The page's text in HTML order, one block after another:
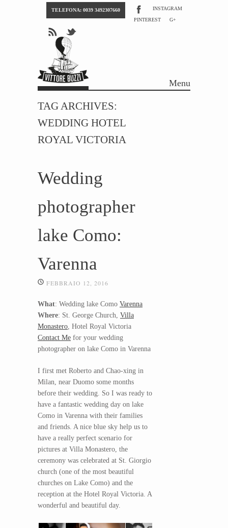
TELEFONA: 0039 3492307660
INSTAGRAM
PINTEREST
G+
Menu
TAG ARCHIVES:
WEDDING HOTEL
ROYAL VICTORIA
Wedding
photographer
lake Como:
Varenna
FEBBRAIO 12, 2016
What: Wedding lake Como Varenna
Where: St. George Church, Villa
Monastero, Hotel Royal Victoria
Contact Me for your wedding
photographer on lake Como in Varenna
I first met Roberto and Chao-xing in
Milan, near Duomo some months
before their wedding. So I was ready to
have a fantastic wedding day on lake
Como in Varenna with their families
and friends. A nice blue sky help us to
have a really perfect scenario for
pictures at Villa Monastero, the
ceremony was celebrated at St. Giorgio
church (one of the most beautiful
churches on Lake Como) and the
reception at the Hotel Royal Victoria. A
wonderful and beautiful day.